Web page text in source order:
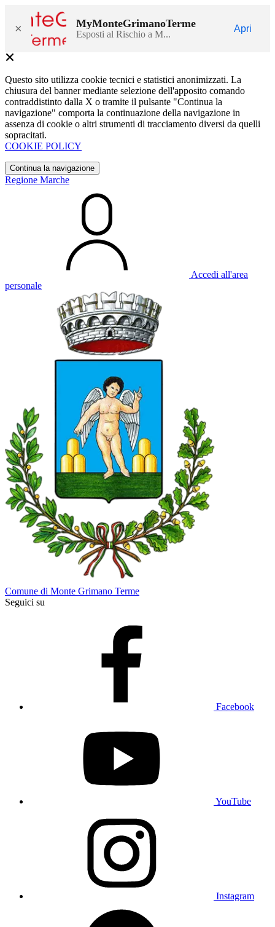
× MyMonteGrimanoTerme
Esposti al Rischio a M...
Apri
Questo sito utilizza cookie tecnici e statistici anonimizzati. La
chiusura del banner mediante selezione dell'apposito comando
contraddistinto dalla X o tramite il pulsante "Continua la
navigazione" comporta la continuazione della navigazione in
assenza di cookie o altri strumenti di tracciamento diversi da quelli
sopracitati.
COOKIE POLICY
Continua la navigazione
Regione Marche
Accedi all'area
personale
Comune di Monte Grimano Terme
Seguici su
Facebook
YouTube
Instagram